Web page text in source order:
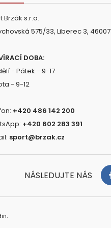
Brzák s.r.o.
575/33, Liberec 3, 46007
DOBA:
- Pátek - 9-17
- 9-12
+420 486 142 200
+420 602 283 391
sport@brzak.cz
NÁSLEDUJTE NÁS